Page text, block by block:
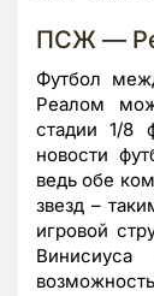
ПСЖ —
Футбол
Реалом
стадии 1/8
новости
ведь обе
звезд –
игровой